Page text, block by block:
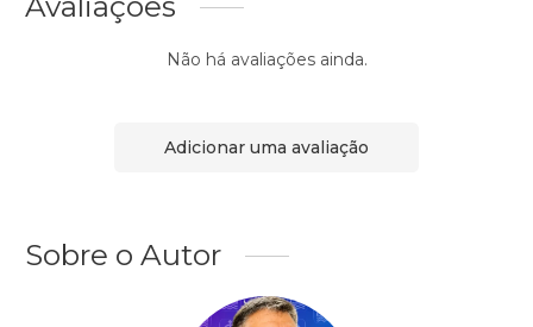
Não há avaliações ainda.
Adicionar uma avaliação
Sobre o Autor